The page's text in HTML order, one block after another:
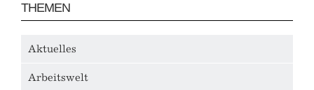
THEMEN
Aktuelles
Arbeitswelt